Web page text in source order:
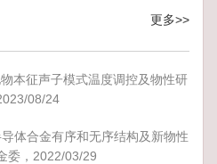
更多>>
本征声子模式温度调控及物性研
08/24
体合金有序和无序结构及新物性
委，2022/03/29